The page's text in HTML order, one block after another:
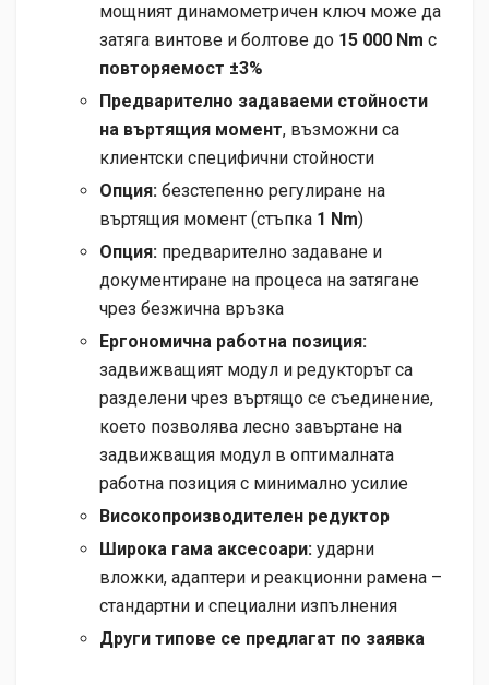
мощният динамометричен ключ може да
затяга винтове и болтове до 15 000 Nm с
повторяемост ±3%
Предварително задаваеми стойности
на въртящия момент, възможни са
клиентски специфични стойности
Опция: безстепенно регулиране на
въртящия момент (стъпка 1 Nm)
Опция: предварително задаване и
документиране на процеса на затягане
чрез безжична връзка
Ергономична работна позиция:
задвижващият модул и редукторът са
разделени чрез въртящо се съединение,
което позволява лесно завъртане на
задвижващия модул в оптималната
работна позиция с минимално усилие
Високопроизводителен редуктор
Широка гама аксесоари: ударни
вложки, адаптери и реакционни рамена –
стандартни и специални изпълнения
Други типове се предлагат по заявка